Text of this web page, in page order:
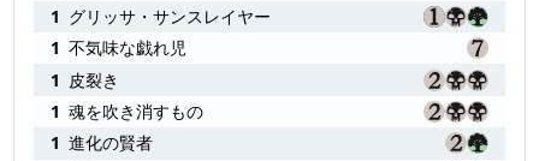
1 グリッサ・サンスレイヤー
1 不気味な戯れ児
1 皮裂き
1 魂を吹き消すもの
1 進化の賢者